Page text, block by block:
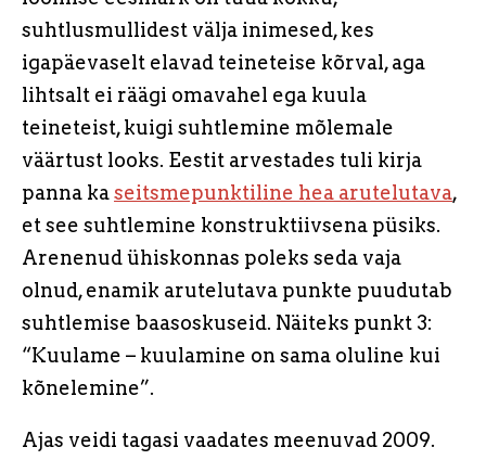
suhtlusmullidest välja inimesed, kes
igapäevaselt elavad teineteise kõrval, aga
lihtsalt ei räägi omavahel ega kuula
teineteist, kuigi suhtlemine mõlemale
väärtust looks. Eestit arvestades tuli kirja
panna kaseitsmepunktiline hea arutelutava,
et see suhtlemine konstruktiivsena püsiks.
Arenenud ühiskonnas poleks seda vaja
olnud, enamik arutelutava punkte puudutab
suhtlemise baasoskuseid. Näiteks punkt 3:
“Kuulame – kuulamine on sama oluline kui
kõnelemine”.
Ajas veidi tagasi vaadates meenuvad 2009.